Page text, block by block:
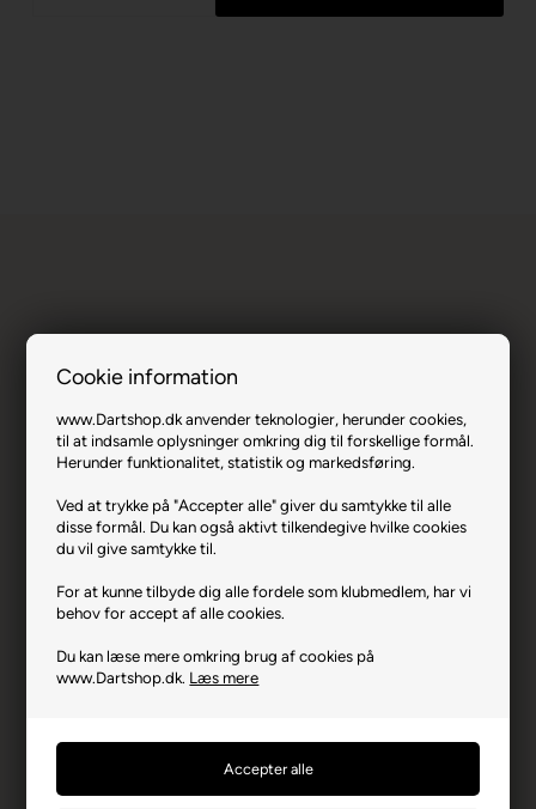
Cookie information
www.Dartshop.dk anvender teknologier, herunder cookies,
til at indsamle oplysninger omkring dig til forskellige formål.
Herunder funktionalitet, statistik og markedsføring.
Ved at trykke på "Accepter alle" giver du samtykke til alle
disse formål. Du kan også aktivt tilkendegive hvilke cookies
du vil give samtykke til.
For at kunne tilbyde dig alle fordele som klubmedlem, har vi
behov for accept af alle cookies.
Du kan læse mere omkring brug af cookies på
www.Dartshop.dk. Læs mere
Winmau SightRight 2.
Varenr.: 0621-8207
Producent
Winmau
Producentadresse
South Road, GB-CF313PT
Bridgend
Advarsler
opsyn.